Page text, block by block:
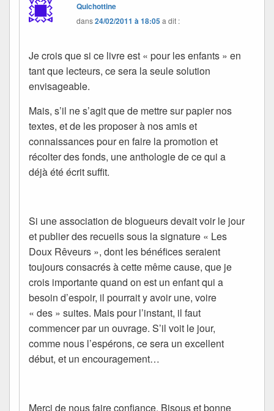
Quichottine
dans24/02/2011 à 18:05a dit :
Je crois que si ce livre est « pour les enfants » en
tant que lecteurs, ce sera la seule solution
envisageable.
Mais, s’il ne s’agit que de mettre sur papier nos
textes, et de les proposer à nos amis et
connaissances pour en faire la promotion et
récolter des fonds, une anthologie de ce qui a
déjà été écrit suffit.
Si une association de blogueurs devait voir le jour
et publier des recueils sous la signature « Les
Doux Rêveurs », dont les bénéfices seraient
toujours consacrés à cette même cause, que je
crois importante quand on est un enfant qui a
besoin d’espoir, il pourrait y avoir une, voire
« des » suites. Mais pour l’instant, il faut
commencer par un ouvrage. S’il voit le jour,
comme nous l’espérons, ce sera un excellent
début, et un encouragement…
Merci de nous faire confiance. Bisous et bonne